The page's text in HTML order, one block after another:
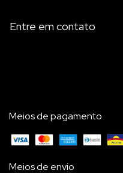
Entre em contato
Meios de pagamento
Meios de envio